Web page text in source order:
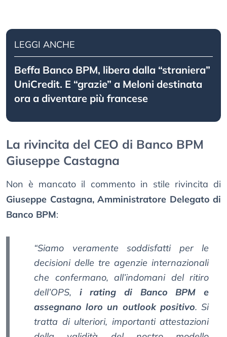
LEGGI ANCHE
Beffa Banco BPM, libera dalla “straniera”
UniCredit. E “grazie” a Meloni destinata
ora a diventare più francese
La rivincita del CEO di Banco BPM
Giuseppe Castagna
Non è mancato il commento in stile rivincita di
Giuseppe Castagna, Amministratore Delegato di
Banco BPM:
“Siamo veramente soddisfatti per le
decisioni delle tre agenzie internazionali
che confermano, all’indomani del ritiro
dell’OPS, i rating di Banco BPM e
assegnano loro un outlook positivo. Si
tratta di ulteriori, importanti attestazioni